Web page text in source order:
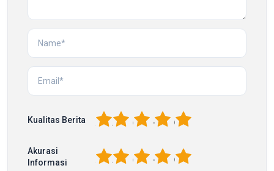
Kualitas Berita 5
4
3
2
Akurasi
Informasi
5
4
3
2